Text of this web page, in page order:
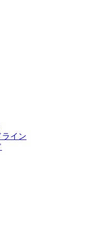
ライン